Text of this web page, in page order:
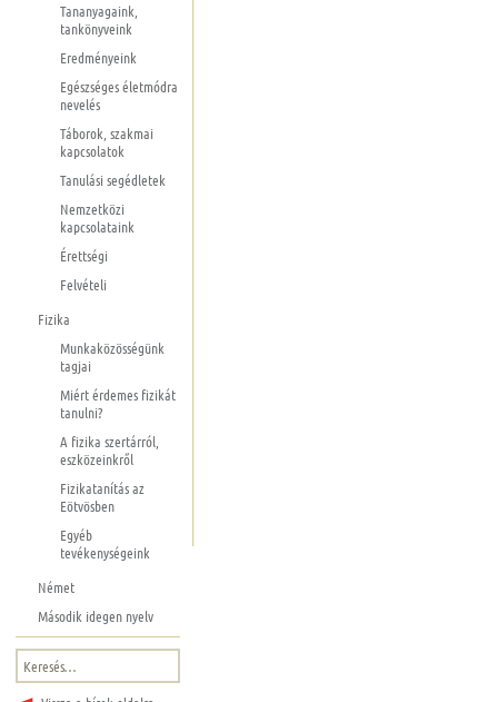
Tananyagaink,
tankönyveink
Eredményeink
Egészséges életmódra
nevelés
Táborok, szakmai
kapcsolatok
Tanulási segédletek
Nemzetközi
kapcsolataink
Érettségi
Felvételi
Fizika
Munkaközösségünk
tagjai
Miért érdemes fizikát
tanulni?
A fizika szertárról,
eszközeinkről
Fizikatanítás az
Eötvösben
Egyéb
tevékenységeink
Német
Második idegen nyelv
Keresés: